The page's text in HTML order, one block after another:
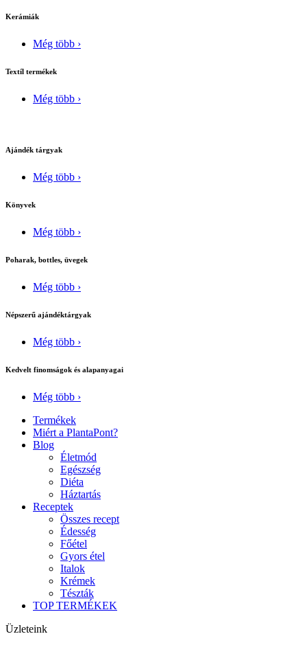
Kerámiák
Még több ›
Textíl termékek
Még több ›
Ajándék tárgyak
Még több ›
Könyvek
Még több ›
Poharak, bottles, üvegek
Még több ›
Népszerű ajándéktárgyak
Még több ›
Kedvelt finomságok és alapanyagai
Még több ›
Termékek
Miért a PlantaPont?
Blog
Életmód
Egészség
Diéta
Háztartás
Receptek
Összes recept
Édesség
Főétel
Gyors étel
Italok
Krémek
Tészták
TOP TERMÉKEK
Üzleteink